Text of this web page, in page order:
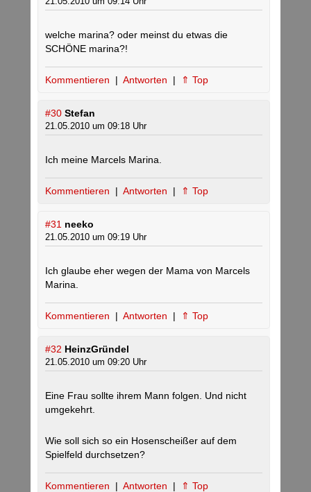
welche marina? oder meinst du etwas die
SCHÖNE marina?!
Kommentieren | Antworten | ⇑ Top
#30 Stefan
21.05.2010 um 09:18 Uhr
Ich meine Marcels Marina.
Kommentieren | Antworten | ⇑ Top
#31 neeko
21.05.2010 um 09:19 Uhr
Ich glaube eher wegen der Mama von Marcels
Marina.
Kommentieren | Antworten | ⇑ Top
#32 HeinzGründel
21.05.2010 um 09:20 Uhr
Eine Frau sollte ihrem Mann folgen. Und nicht
umgekehrt.
Wie soll sich so ein Hosenscheißer auf dem
Spielfeld durchsetzen?
Kommentieren | Antworten | ⇑ Top